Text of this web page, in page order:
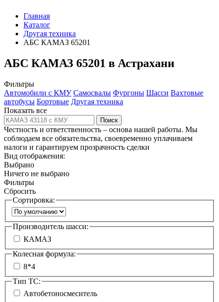
Главная
Каталог
Другая техника
АБС КАМАЗ 65201
АБС КАМАЗ 65201 в Астрахани
Фильтры
Автомобили с КМУ Самосвалы Фургоны Шасси Вахтовые
автобусы Бортовые Другая техника
Показать все
Поиск
Честность и ответственность – основа нашей работы. Мы
соблюдаем все обязательства, своевременно уплачиваем
налоги и гарантируем прозрачность сделки
Вид отображения:
Выбрано
Ничего не выбрано
Фильтры
Сбросить
Сортировка:
Производитель шасси:
КАМАЗ
Колесная формула:
8*4
Тип ТС:
Автобетоносмеситель